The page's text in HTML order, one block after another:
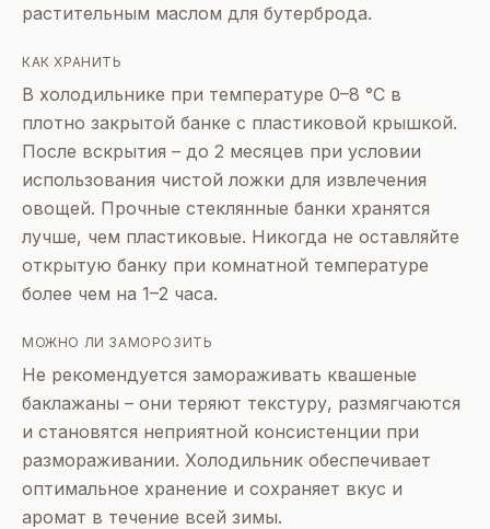
растительным маслом для бутерброда.
КАК ХРАНИТЬ
В холодильнике при температуре 0–8 °C в
плотно закрытой банке с пластиковой крышкой.
После вскрытия – до 2 месяцев при условии
использования чистой ложки для извлечения
овощей. Прочные стеклянные банки хранятся
лучше, чем пластиковые. Никогда не оставляйте
открытую банку при комнатной температуре
более чем на 1–2 часа.
МОЖНО ЛИ ЗАМОРОЗИТЬ
Не рекомендуется замораживать квашеные
баклажаны – они теряют текстуру, размягчаются
и становятся неприятной консистенции при
размораживании. Холодильник обеспечивает
оптимальное хранение и сохраняет вкус и
аромат в течение всей зимы.